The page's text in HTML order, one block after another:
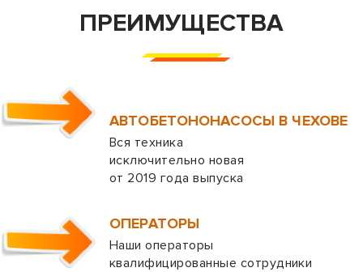
ПРЕИМУЩЕСТВА
АВТОБЕТОНОНАСОСЫ В ЧЕХОВЕ
Вся техника
исключительно новая
от 2019 года выпуска
ОПЕРАТОРЫ
Наши операторы
квалифицированные сотрудники